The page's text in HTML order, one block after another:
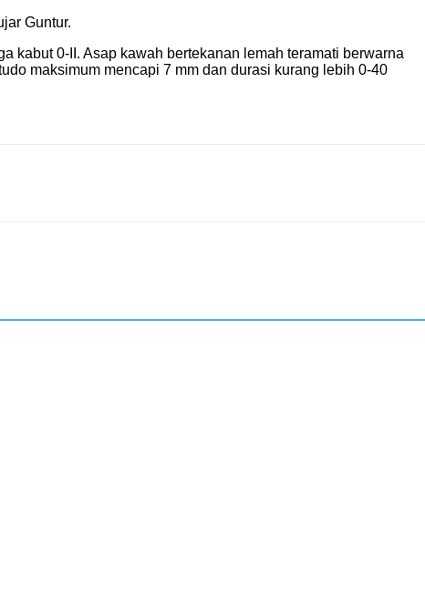
Guntur.
kabut 0-II. Asap kawah bertekanan lemah teramati berwarna
maksimum mencapi 7 mm dan durasi kurang lebih 0-40